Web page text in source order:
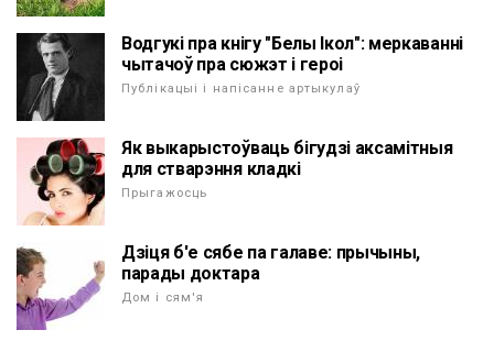
Водгукі пра кнігу "Белы Ікол": меркаванні
чытачоў пра сюжэт і героі
Публікацыі і напісанне артыкулаў
Як выкарыстоўваць бігудзі аксамітныя
для стварэння кладкі
Прыгажосць
Дзіця б'е сябе па галаве: прычыны,
парады доктара
Дом і сям'я